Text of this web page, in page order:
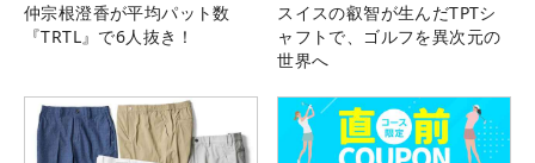
仲宗根澄香が平均パット数
『TRTL』で6人抜き！
スイスの叡智が生んだTPTシ
ャフトで、ゴルフを異次元の
世界へ